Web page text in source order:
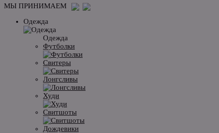
МЫ ПРИНИМАЕМ
Одежда
Одежда
Футболки
Свитеры
Лонгсливы
Худи
Свитшоты
Дождевики